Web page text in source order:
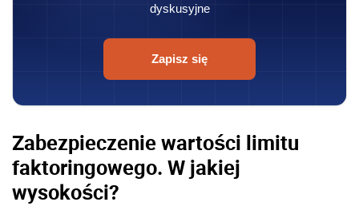
dyskusyjne
Zapisz się
Zabezpieczenie wartości limitu
faktoringowego. W jakiej
wysokości?